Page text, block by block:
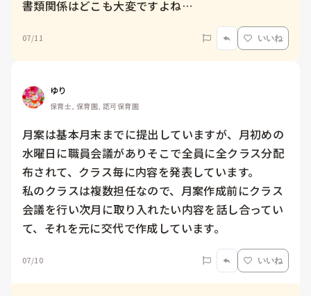
書類関係はどこも大変ですよね…
07/11 いいね
ゆり
保育士, 保育園, 認可保育園
月案は基本月末までに提出していますが、月初めの
水曜日に職員会議がありそこで全員に全クラス分配
布されて、クラス毎に内容を発表しています。
私のクラスは複数担任なので、月案作成前にクラス
会議を行い次月に取り入れたい内容を話し合ってい
て、それを元に交代で作成しています。
07/10 いいね